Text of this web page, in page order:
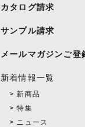
カタログ請求
サンプル請求
メールマガジンご登
新着情報一覧
新商品
特集
ニュース